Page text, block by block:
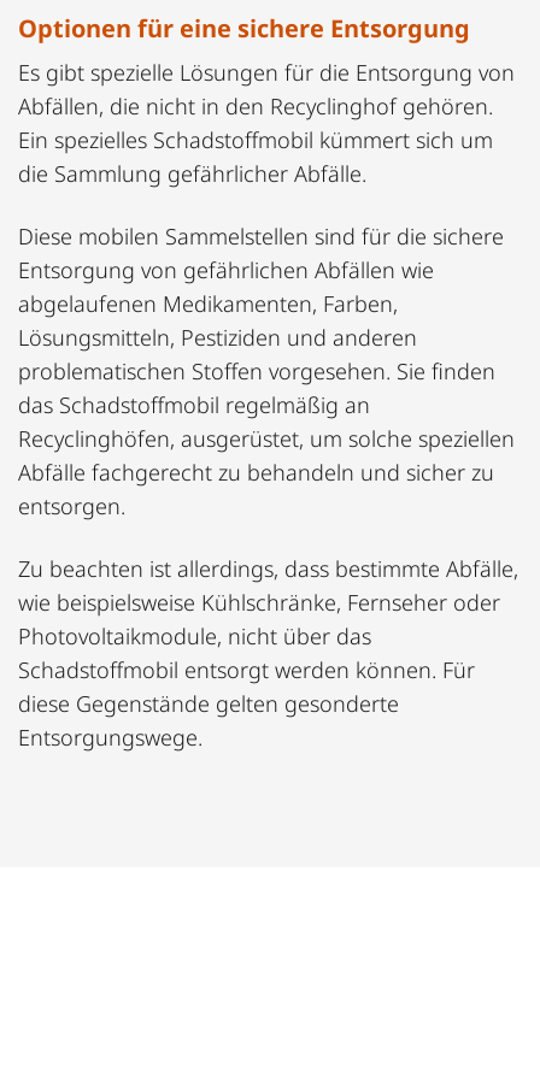
Optionen für eine sichere Entsorgung
Es gibt spezielle Lösungen für die Entsorgung von
Abfällen, die nicht in den Recyclinghof gehören.
Ein spezielles Schadstoffmobil kümmert sich um
die Sammlung gefährlicher Abfälle.
Diese mobilen Sammelstellen sind für die sichere
Entsorgung von gefährlichen Abfällen wie
abgelaufenen Medikamenten, Farben,
Lösungsmitteln, Pestiziden und anderen
problematischen Stoffen vorgesehen. Sie finden
das Schadstoffmobil regelmäßig an
Recyclinghöfen, ausgerüstet, um solche speziellen
Abfälle fachgerecht zu behandeln und sicher zu
entsorgen.
Zu beachten ist allerdings, dass bestimmte Abfälle,
wie beispielsweise Kühlschränke, Fernseher oder
Photovoltaikmodule, nicht über das
Schadstoffmobil entsorgt werden können. Für
diese Gegenstände gelten gesonderte
Entsorgungswege.